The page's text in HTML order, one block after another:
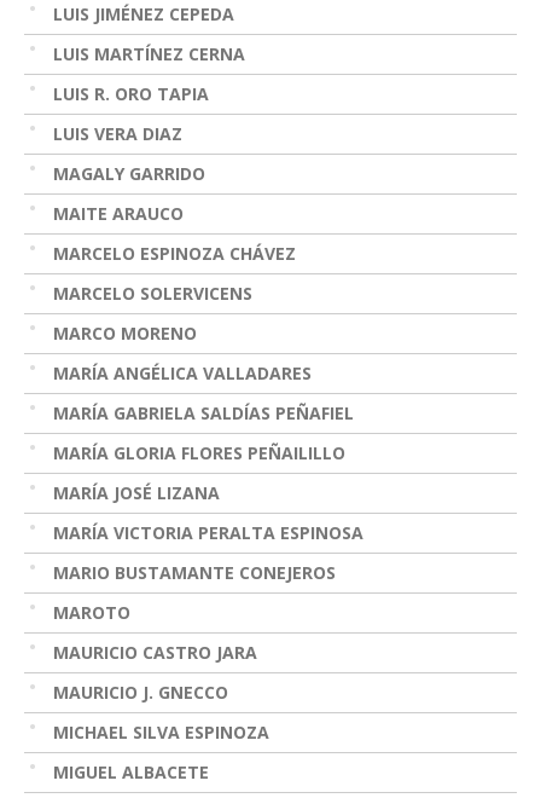
LUIS JIMÉNEZ CEPEDA
LUIS MARTÍNEZ CERNA
LUIS R. ORO TAPIA
LUIS VERA DIAZ
MAGALY GARRIDO
MAITE ARAUCO
MARCELO ESPINOZA CHÁVEZ
MARCELO SOLERVICENS
MARCO MORENO
MARÍA ANGÉLICA VALLADARES
MARÍA GABRIELA SALDÍAS PEÑAFIEL
MARÍA GLORIA FLORES PEÑAILILLO
MARÍA JOSÉ LIZANA
MARÍA VICTORIA PERALTA ESPINOSA
MARIO BUSTAMANTE CONEJEROS
MAROTO
MAURICIO CASTRO JARA
MAURICIO J. GNECCO
MICHAEL SILVA ESPINOZA
MIGUEL ALBACETE